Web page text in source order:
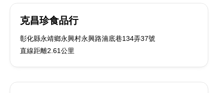
克昌珍食品行
彰化縣永靖鄉永興村永興路湳底巷134弄37號
直線距離2.61公里